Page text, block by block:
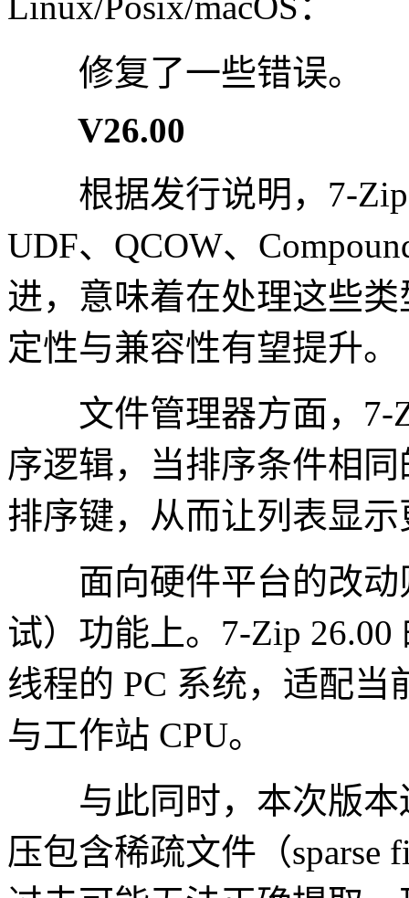
修复了一些错误。
V26.00
根据发行说明，7-Zip
UDF、QCOW、
进，意味着在处理这些
定性与兼容性有望提升。
文件管理器方面，7-
序逻辑，当排序条件相
排序键，从而让列表显
面向硬件平台的改动
试）功能上。7-Zip 26.00
线程的 PC 系统，适配
与工作站 CPU。
与此同时，本次版本
压包含稀疏文件（sparse